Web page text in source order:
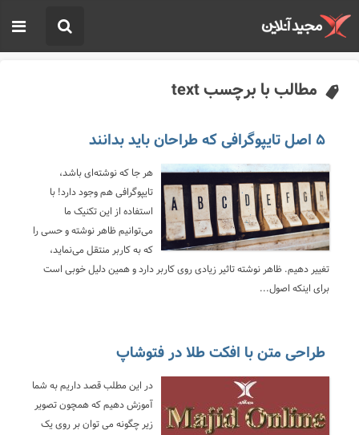
مطالب با برچسب text
۵ اصل تایپوگرافی که طراحان باید بدانند
هر جا که نوشته‌ای باشد،
تایپوگرافی هم وجود دارد! با
استفاده از این تکنیک ما
می‌توانیم ظاهر نوشته و حسی را
که به کاربر منتقل می‌نماید،
تغییر دهیم. ظاهر نوشته تاثیر زیادی روی کاربر دارد و همین دلیل خوبی است
برای اینکه اصول...
طراحی متن با افکت طلا در فتوشاپ
در این مطلب قصد داریم به شما
آموزش دهیم که همچون تصویر
زیر چگونه می توان بر روی یک